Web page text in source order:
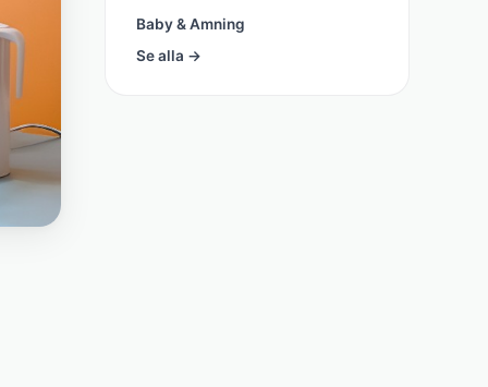
Baby & Amning
Se alla →